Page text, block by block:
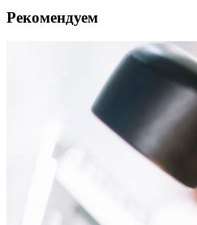
Рекомендуем